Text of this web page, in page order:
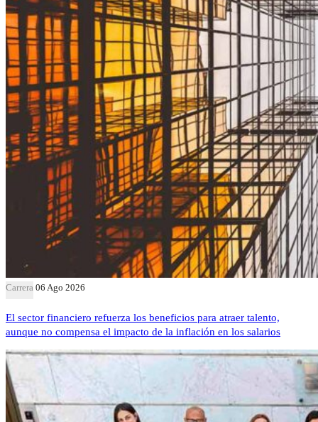
Carrera 06 Ago 2026
El sector financiero refuerza los beneficios para atraer talento,
aunque no compensa el impacto de la inflación en los salarios